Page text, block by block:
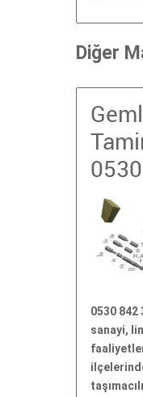
Diğer
0530 842
sanayi,